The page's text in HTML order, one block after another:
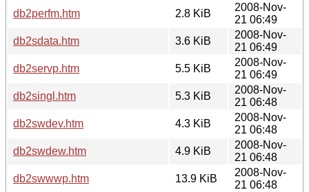
db2perfm.htm
2.8 KiB
2008-Nov-
21 06:49
db2sdata.htm
3.6 KiB
2008-Nov-
21 06:49
db2servp.htm
5.5 KiB
2008-Nov-
21 06:49
db2singl.htm
5.3 KiB
2008-Nov-
21 06:48
db2swdev.htm
4.3 KiB
2008-Nov-
21 06:48
db2swdew.htm
4.9 KiB
2008-Nov-
21 06:48
db2swwwp.htm
13.9 KiB
2008-Nov-
21 06:48